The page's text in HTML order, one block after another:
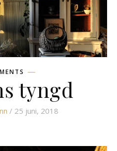
tyngd
/ 25 juni, 2018